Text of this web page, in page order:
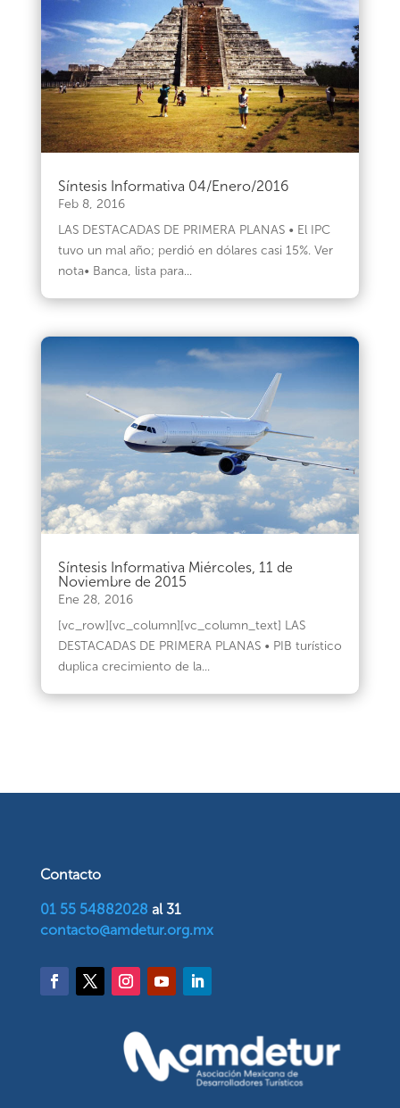
Síntesis Informativa 04/Enero/2016
Feb 8, 2016
LAS DESTACADAS DE PRIMERA PLANAS • El IPC
tuvo un mal año; perdió en dólares casi 15%. Ver
nota• Banca, lista para...
Síntesis Informativa Miércoles, 11 de
Noviembre de 2015
Ene 28, 2016
[vc_row][vc_column][vc_column_text] LAS
DESTACADAS DE PRIMERA PLANAS • PIB turístico
duplica crecimiento de la...
Contacto
01 55 54882028 al 31
contacto@amdetur.org.mx